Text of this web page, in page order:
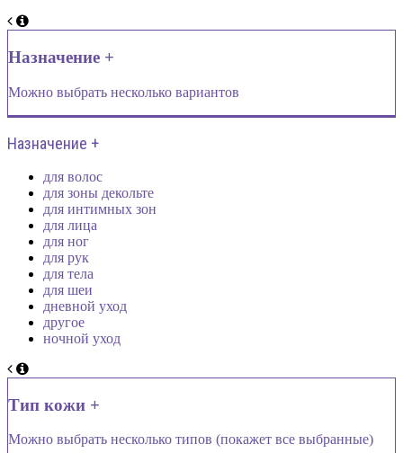
Назначение +
Можно выбрать несколько вариантов
Назначение +
для волос
для зоны декольте
для интимных зон
для лица
для ног
для рук
для тела
для шеи
дневной уход
другое
ночной уход
Тип кожи +
Можно выбрать несколько типов (покажет все выбранные)